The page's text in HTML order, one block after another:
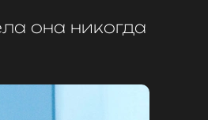
она никогда